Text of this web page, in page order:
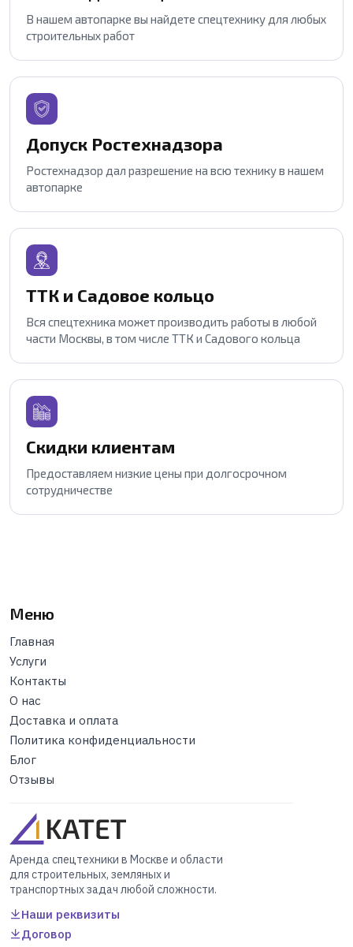
В нашем автопарке вы найдете спецтехнику для любых
строительных работ
Допуск Ростехнадзора
Ростехнадзор дал разрешение на всю технику в нашем
автопарке
ТТК и Садовое кольцо
Вся спецтехника может производить работы в любой
части Москвы, в том числе ТТК и Садового кольца
Скидки клиентам
Предоставляем низкие цены при долгосрочном
сотрудничестве
Меню
Главная
Услуги
Контакты
О нас
Доставка и оплата
Политика конфиденциальности
Блог
Отзывы
Аренда спецтехники в Москве и области
для строительных, земляных и
транспортных задач любой сложности.
Наши реквизиты
Договор